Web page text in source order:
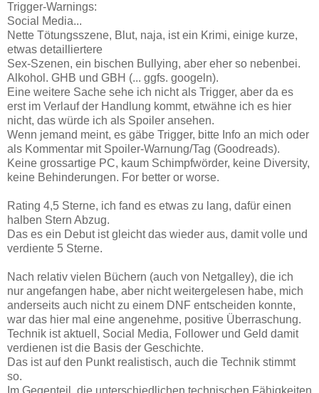
Trigger-Warnings:
Social Media...
Nette Tötungsszene, Blut, naja, ist ein Krimi, einige kurze,
etwas detailliertere
Sex-Szenen, ein bischen Bullying, aber eher so nebenbei.
Alkohol. GHB und GBH (... ggfs. googeln).
Eine weitere Sache sehe ich nicht als Trigger, aber da es
erst im Verlauf der Handlung kommt, etwähne ich es hier
nicht, das würde ich als Spoiler ansehen.
Wenn jemand meint, es gäbe Trigger, bitte Info an mich oder
als Kommentar mit Spoiler-Warnung/Tag (Goodreads).
Keine grossartige PC, kaum Schimpfwörder, keine Diversity,
keine Behinderungen. For better or worse.
Rating 4,5 Sterne, ich fand es etwas zu lang, dafür einen
halben Stern Abzug.
Das es ein Debut ist gleicht das wieder aus, damit volle und
verdiente 5 Sterne.
Nach relativ vielen Büchern (auch von Netgalley), die ich
nur angefangen habe, aber nicht weitergelesen habe, mich
anderseits auch nicht zu einem DNF entscheiden konnte,
war das hier mal eine angenehme, positive Überraschung.
Technik ist aktuell, Social Media, Follower und Geld damit
verdienen ist die Basis der Geschichte.
Das ist auf den Punkt realistisch, auch die Technik stimmt
so.